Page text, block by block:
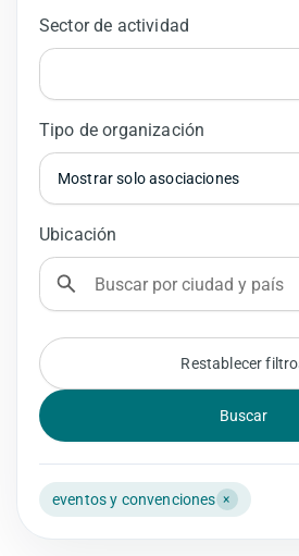
Sector de actividad
Tipo de organización
Mostrar solo asociaciones
Ubicación
Restablecer
Buscar
eventos y convenciones ×